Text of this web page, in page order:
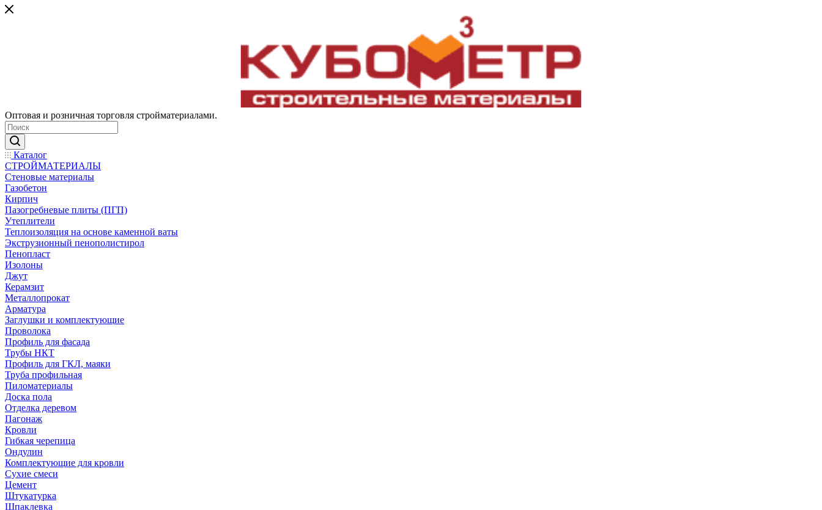
Оптовая и розничная торговля стройматериалами.
Каталог
СТРОЙМАТЕРИАЛЫ
Стеновые материалы
Газобетон
Кирпич
Пазогребневые плиты (ПГП)
Утеплители
Теплоизоляция на основе каменной ваты
Экструзионный пенополистирол
Пенопласт
Изолоны
Джут
Керамзит
Металлопрокат
Арматура
Заглушки и комплектующие
Проволока
Профиль для фасада
Трубы НКТ
Профиль для ГКЛ, маяки
Труба профильная
Пиломатериалы
Доска пола
Отделка деревом
Пагонаж
Кровли
Гибкая черепица
Ондулин
Комплектующие для кровли
Сухие смеси
Цемент
Штукатурка
Шпаклевка